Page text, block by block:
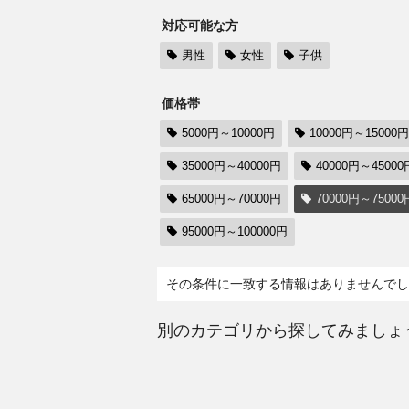
対応可能な方
男性 女性 子供
価格帯
5000円～10000円 10000円～15000円
35000円～40000円 40000円～45000
65000円～70000円 70000円～75000
95000円～100000円
その条件に一致する情報はありませんで
別のカテゴリから探してみましょ